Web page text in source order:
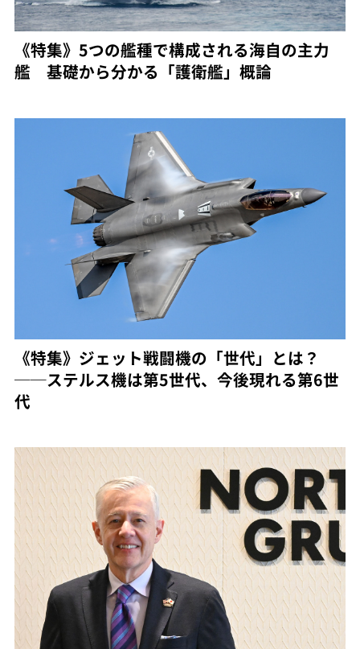
《特集》5つの艦種で構成される海自の主力
艦 基礎から分かる「護衛艦」概論
《特集》ジェット戦闘機の「世代」とは？
──ステルス機は第5世代、今後現れる第6世
代